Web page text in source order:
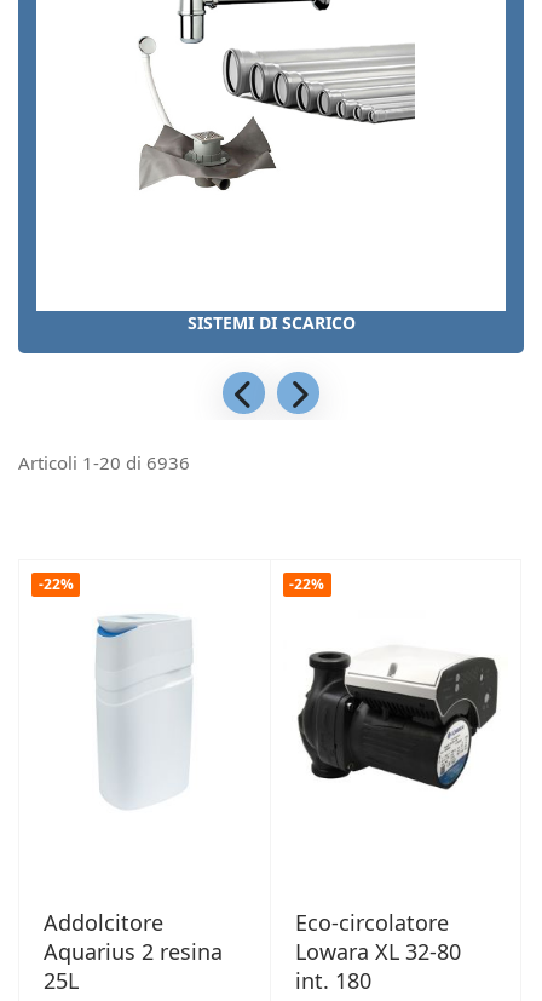
SISTEMI DI SCARICO
Articoli 1-20 di 6936
-22%
Addolcitore
Aquarius 2 resina
25L
-22%
Eco-circolatore
Lowara XL 32-80
int. 180